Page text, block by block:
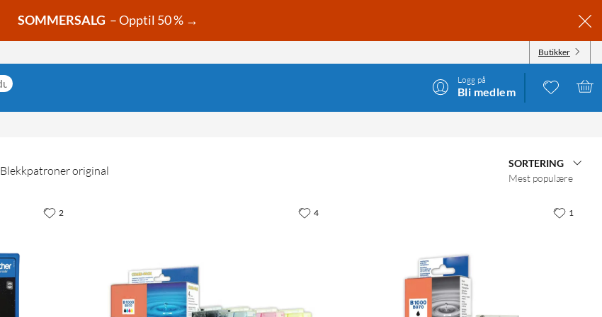
SOMMERSALG – Opptil 50 % →
Butikker
Logg på
Bli medlem
Blekkpatroner original
SORTERING
Mest populære
2 4 1